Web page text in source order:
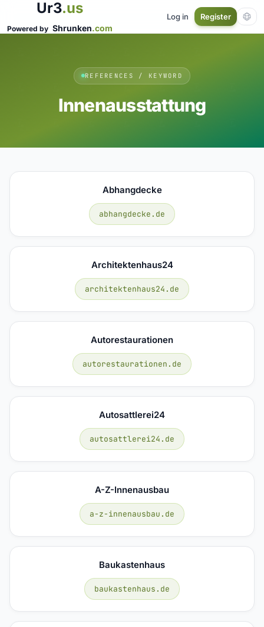
Ur3.us
Powered by Shrunken.com
Log in Register
REFERENCES / KEYWORD
Innenausstattung
Abhangdecke
abhangdecke.de
Architektenhaus24
architektenhaus24.de
Autorestaurationen
autorestaurationen.de
Autosattlerei24
autosattlerei24.de
A-Z-Innenausbau
a-z-innenausbau.de
Baukastenhaus
baukastenhaus.de